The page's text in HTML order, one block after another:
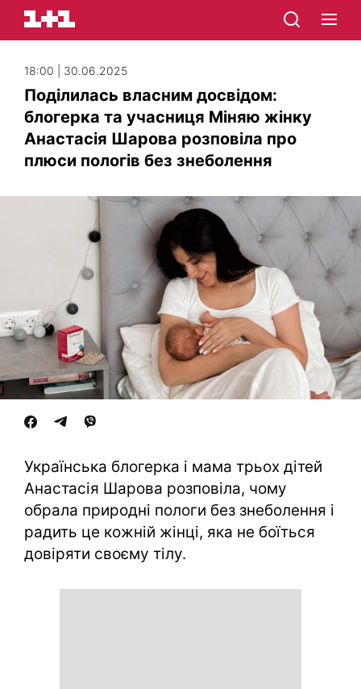
18:00 | 30.06.2025
Поділилась власним досвідом:
блогерка та учасниця Міняю жінку
Анастасія Шарова розповіла про
плюси пологів без знеболення
Українська блогерка і мама трьох дітей
Анастасія Шарова розповіла, чому
обрала природні пологи без знеболення і
радить це кожній жінці, яка не боїться
довіряти своєму тілу.